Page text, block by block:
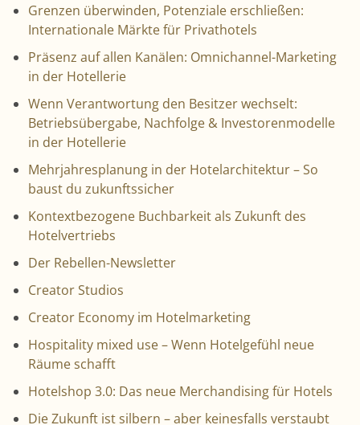
Grenzen überwinden, Potenziale erschließen:
Internationale Märkte für Privathotels
Präsenz auf allen Kanälen: Omnichannel-Marketing
in der Hotellerie
Wenn Verantwortung den Besitzer wechselt:
Betriebsübergabe, Nachfolge & Investorenmodelle
in der Hotellerie
Mehrjahresplanung in der Hotelarchitektur – So
baust du zukunftssicher
Kontextbezogene Buchbarkeit als Zukunft des
Hotelvertriebs
Der Rebellen-Newsletter
Creator Studios
Creator Economy im Hotelmarketing
Hospitality mixed use – Wenn Hotelgefühl neue
Räume schafft
Hotelshop 3.0: Das neue Merchandising für Hotels
Die Zukunft ist silbern – aber keinesfalls verstaubt